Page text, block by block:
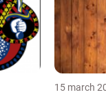
15 march